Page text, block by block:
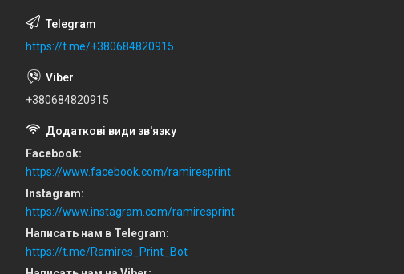
https://t.me/+380684820915
+380684820915
Facebook
https://www.facebook.com/ramiresprint
Instagram
https://www.instagram.com/ramiresprint
Написать нам в Telegram
https://t.me/Ramires_Print_Bot